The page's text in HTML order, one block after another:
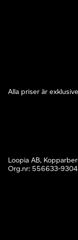
Alla priser är
Loopia AB,
Org.nr: 556633-9304